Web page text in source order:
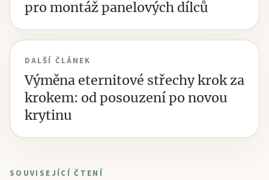
pro montáž panelových dílců
DALŠÍ ČLÁNEK
Výměna eternitové střechy krok za
krokem: od posouzení po novou
krytinu
SOUVISEJÍCÍ ČTENÍ